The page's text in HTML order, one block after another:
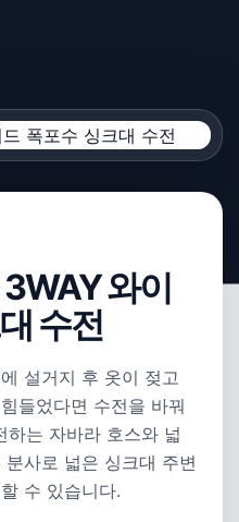
와이
수전
설거지 후 옷이 젖고
들었다면 수전을 바꿔
는 자바라 호스와 넓
사로 넓은 싱크대 주변
수 있습니다.